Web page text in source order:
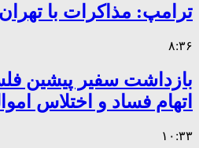
ترامپ: مذاکرات با
۸:۳۶
بازداشت سفیر پیشین
اتهام فساد و اختلاس
۱۰:۳۳